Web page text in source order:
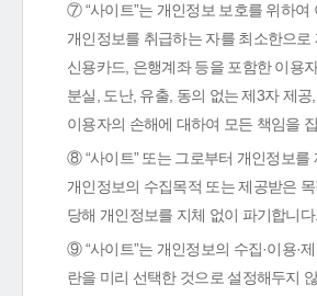
⑦ “사이트”는 개인정보 보호를 위하여
개인정보를 취급하는 자를 최소한으로
신용카드, 은행계좌 등을 포함한 이용
분실, 도난, 유출, 동의 없는 제3자 제
이용자의 손해에 대하여 모든 책임을
⑧ “사이트” 또는 그로부터 개인정보를
개인정보의 수집목적 또는 제공받은
당해 개인정보를 지체 없이 파기합니다.
⑨ “사이트”는 개인정보의 수집·이용·
란을 미리 선택한 것으로 설정해두지